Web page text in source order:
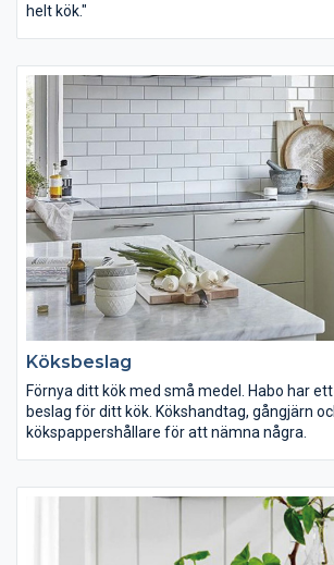
helt kök."
Köksbeslag
Förnya ditt kök med små medel. Habo har
beslag för ditt kök. Kökshandtag, gångjärn
kökspappershållare för att nämna några.